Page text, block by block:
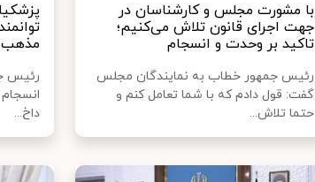
با مشورت مجلس و کارشناسان در
جهت اجرای قانون تلاش می‌کنیم؛
تاکید بر وحدت و انسجام
رئیس جمهور خطاب به نمایندگان مجلس
گفت: قول دادم که با شما تعامل کنم و
حتما تلاش...
مذهب
رئیس
داخ...